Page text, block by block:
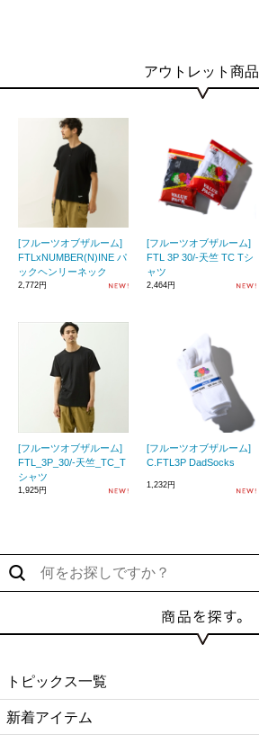
アウトレット商品
[フルーツオブザルーム]
FTLxNUMBER(N)INE パ
ックヘンリーネック
2,772円
[フルーツオブザルーム]
FTL 3P 30/-天竺 TC Tシ
ャツ
2,464円
[フルーツオブザルーム]
FTL_3P_30/-天竺_TC_T
シャツ
1,925円
[フルーツオブザルーム]
C.FTL3P DadSocks
1,232円
トピックス一覧
新着アイテム